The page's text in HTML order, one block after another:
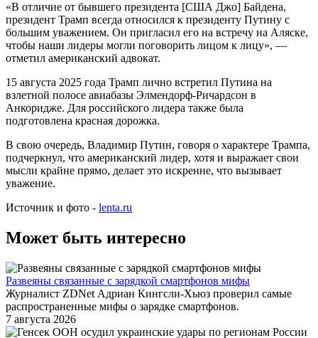
«В отличие от бывшего президента [США Джо] Байдена,
президент Трамп всегда относился к президенту Путину с
большим уважением. Он пригласил его на встречу на Аляске,
чтобы наши лидеры могли поговорить лицом к лицу», —
отметил американский адвокат.
15 августа 2025 года Трамп лично встретил Путина на
взлетной полосе авиабазы Элмендорф-Ричардсон в
Анкоридже. Для российского лидера также была
подготовлена красная дорожка.
В свою очередь, Владимир Путин, говоря о характере Трампа,
подчеркнул, что американский лидер, хотя и выражает свои
мысли крайне прямо, делает это искренне, что вызывает
уважение.
Источник и фото - lenta.ru
Может быть интересно
Развеяны связанные с зарядкой смартфонов мифы
Журналист ZDNet Адриан Кингсли-Хьюз проверил самые
распространенные мифы о зарядке смартфонов.
7 августа 2026